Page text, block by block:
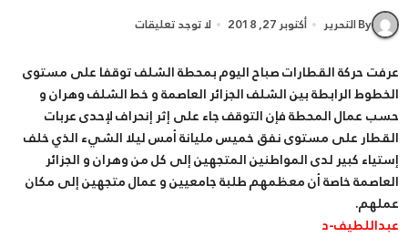
By التحرير أكتوبر 27, 2018 لا توجد تعليقات
عرفت حركة القطارات صباح اليوم بمحطة الشلف توقفا على مستوى
الخطوط الرابطة بين الشلف الجزائر العاصمة و خط الشلف وهران و
حسب عمال المحطة فإن التوقف جاء على إثر إنحراف لإحدى عربات
القطار على مستوى نفق خميس مليانة أمس ليلا الشيء الذي خلف
إستياء كبير لدى المواطنين المتجهين إلى كل من وهران و الجزائر
العاصمة خاصة أن معظمهم طلبة جامعيين و عمال متجهين إلى مكان
عملهم.
عبداللطيف-د